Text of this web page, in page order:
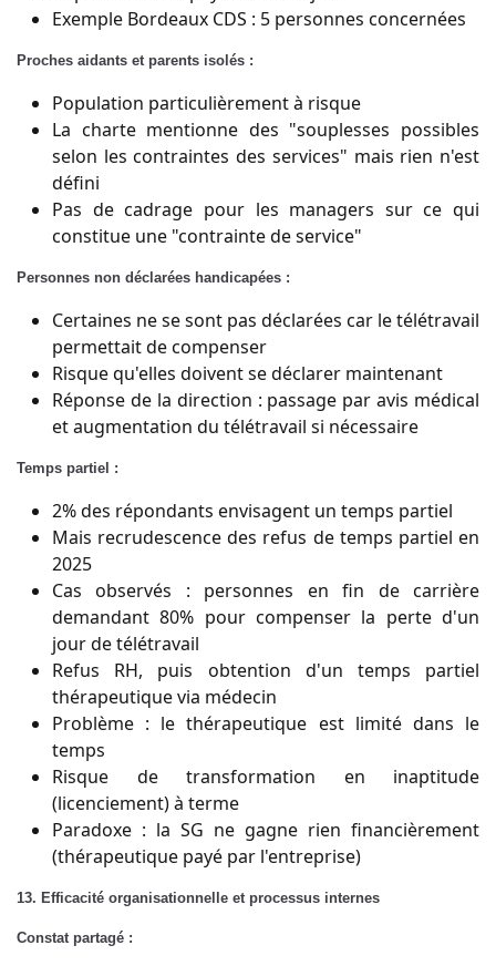
Exemple Bordeaux CDS : 5 personnes concernées
Proches aidants et parents isolés :
Population particulièrement à risque
La charte mentionne des "souplesses possibles
selon les contraintes des services" mais rien n'est
défini
Pas de cadrage pour les managers sur ce qui
constitue une "contrainte de service"
Personnes non déclarées handicapées :
Certaines ne se sont pas déclarées car le télétravail
permettait de compenser
Risque qu'elles doivent se déclarer maintenant
Réponse de la direction : passage par avis médical
et augmentation du télétravail si nécessaire
Temps partiel :
2% des répondants envisagent un temps partiel
Mais recrudescence des refus de temps partiel en
2025
Cas observés : personnes en fin de carrière
demandant 80% pour compenser la perte d'un
jour de télétravail
Refus RH, puis obtention d'un temps partiel
thérapeutique via médecin
Problème : le thérapeutique est limité dans le
temps
Risque de transformation en inaptitude
(licenciement) à terme
Paradoxe : la SG ne gagne rien financièrement
(thérapeutique payé par l'entreprise)
13. Efficacité organisationnelle et processus internes
Constat partagé :